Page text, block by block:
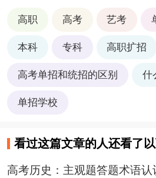
高职 高考 艺考
本科 专科 高职扩招
高考单招和统招的区别 什
单招学校
看过这篇文章的人还看了
高考历史：主观题答题术语认